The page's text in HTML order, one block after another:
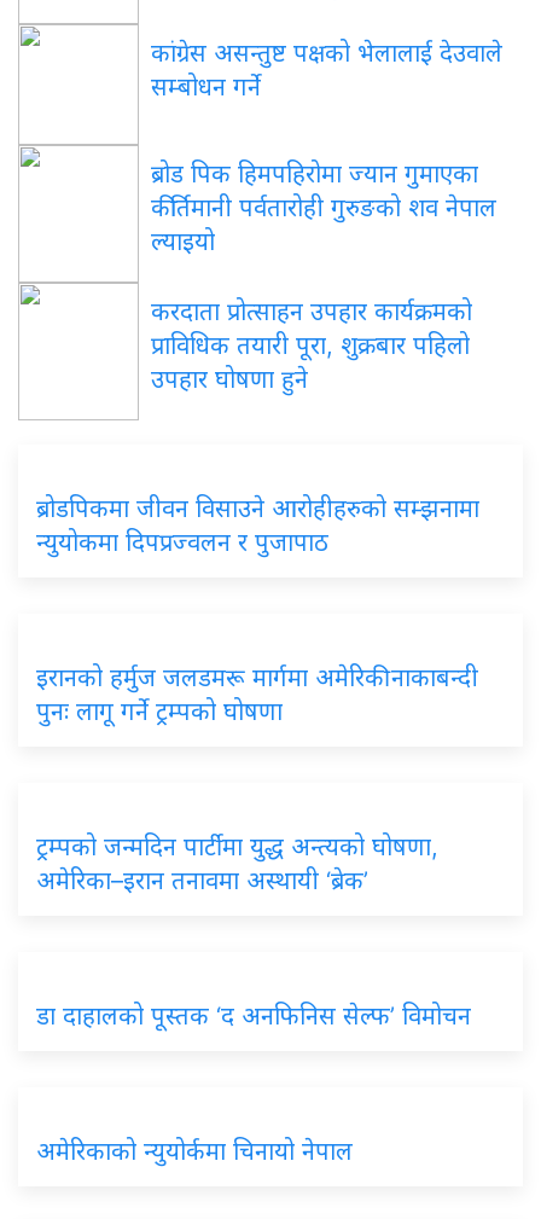
कांग्रेस असन्तुष्ट पक्षको भेलालाई देउवाले
सम्बोधन गर्ने
ब्रोड पिक हिमपहिरोमा ज्यान गुमाएका
कीर्तिमानी पर्वतारोही गुरुङको शव नेपाल
ल्याइयो
करदाता प्रोत्साहन उपहार कार्यक्रमको
प्राविधिक तयारी पूरा, शुक्रबार पहिलो
उपहार घोषणा हुने
ब्रोडपिकमा जीवन विसाउने आरोहीहरुको सम्झनामा
न्युयोकमा दिपप्रज्वलन र पुजापाठ
इरानको हर्मुज जलडमरू मार्गमा अमेरिकी नाकाबन्दी
पुनः लागू गर्ने ट्रम्पको घोषणा
ट्रम्पको जन्मदिन पार्टीमा युद्ध अन्त्यको घोषणा,
अमेरिका–इरान तनावमा अस्थायी ‘ब्रेक’
डा दाहालको पूस्तक ‘द अनफिनिस सेल्फ’ विमोचन
अमेरिकाको न्युयोर्कमा चिनायो नेपाल